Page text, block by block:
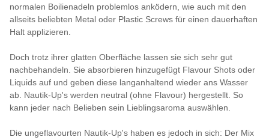
normalen Boilienadeln problemlos anködern, wie auch mit den
allseits beliebten Metal oder Plastic Screws für einen dauerhaften
Halt applizieren.
Doch trotz ihrer glatten Oberfläche lassen sie sich sehr gut
nachbehandeln. Sie absorbieren hinzugefügt Flavour Shots oder
Liquids auf und geben diese langanhaltend wieder ans Wasser
ab. Nautik-Up's werden neutral (ohne Flavour) hergestellt. So
kann jeder nach Belieben sein Lieblingsaroma auswählen.
Die ungeflavourten Nautik-Up's haben es jedoch in sich: Der Mix